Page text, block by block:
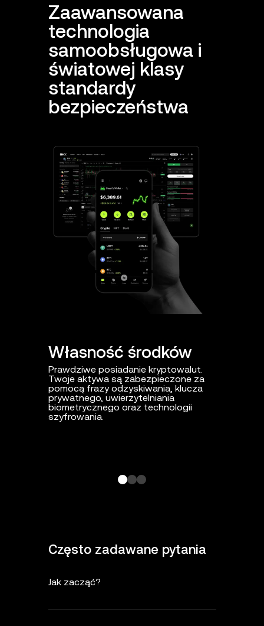
Zaawansowana
technologia
samoobsługowa i
światowej klasy
standardy
bezpieczeństwa
Własność środków
Prawdziwe posiadanie kryptowalut.
Twoje aktywa są zabezpieczone za
pomocą frazy odzyskiwania, klucza
prywatnego, uwierzytelniania
biometrycznego oraz technologii
szyfrowania.
Często zadawane pytania
Jak zacząć?